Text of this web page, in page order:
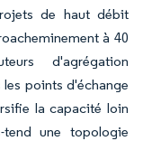
de haut débit
à 40
d'agrégation
points d'échange
la capacité loin
une topologie